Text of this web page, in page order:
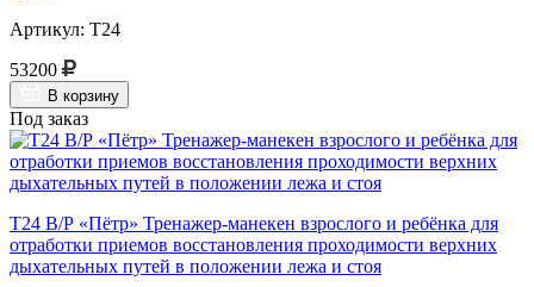
Артикул: Т24
53200
В корзину
Под заказ
Т24 В/Р «Пётр» Тренажер-манекен взрослого и ребёнка для
отработки приемов восстановления проходимости верхних
дыхательных путей в положении лежа и стоя